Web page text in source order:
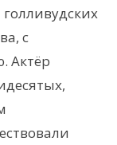
с
Актёр